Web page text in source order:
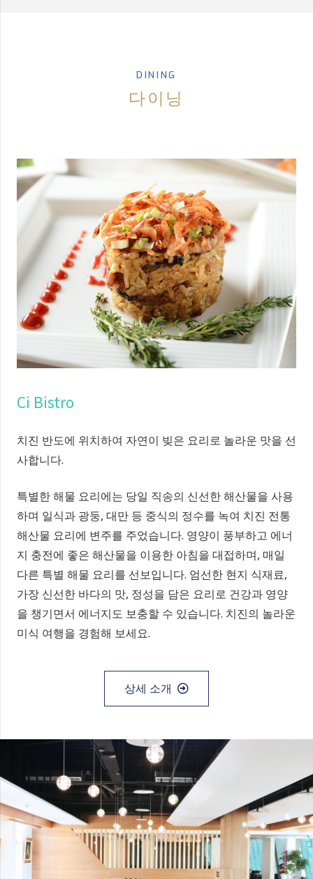
DINING
다이닝
Ci Bistro
치진 반도에 위치하여 자연이 빚은 요리로 놀라운 맛을 선
사합니다.
특별한 해물 요리에는 당일 직송의 신선한 해산물을 사용
하며 일식과 광둥, 대만 등 중식의 정수를 녹여 치진 전통
해산물 요리에 변주를 주었습니다. 영양이 풍부하고 에너
지 충전에 좋은 해산물을 이용한 아침을 대접하며, 매일
다른 특별 해물 요리를 선보입니다. 엄선한 현지 식재료,
가장 신선한 바다의 맛, 정성을 담은 요리로 건강과 영양
을 챙기면서 에너지도 보충할 수 있습니다. 치진의 놀라운
미식 여행을 경험해 보세요.
상세 소개